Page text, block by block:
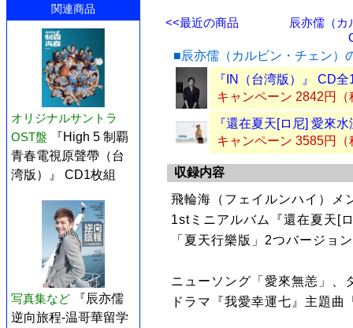
関連商品
オリジナルサントラ
OST盤
『High 5 制覇
青春電視原聲帶（台
湾版）』 CD1枚組
写真集など
『辰亦儒
逆向旅程-温哥華留学
<<最近の商品
辰亦儒（カ
■辰亦儒（カルビン・チェン）
『IN（台湾版）』 CD
キャンペーン 2842円（
『還在夏天[ロ尼] 愛來
キャンペーン 3585円（
収録内容
飛輪海（フェイルンハイ）
1stミニアルバム『還在夏天[
「夏天行樂版」2つバージョ
ニューソング「愛來無恙」、
ドラマ『我愛幸運七』主題